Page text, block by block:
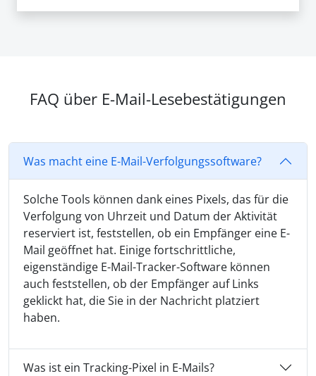
FAQ über E-Mail-Lesebestätigungen
Was macht eine E-Mail-Verfolgungssoftware?
Solche Tools können dank eines Pixels, das für die
Verfolgung von Uhrzeit und Datum der Aktivität
reserviert ist, feststellen, ob ein Empfänger eine E-
Mail geöffnet hat. Einige fortschrittliche,
eigenständige E-Mail-Tracker-Software können
auch feststellen, ob der Empfänger auf Links
geklickt hat, die Sie in der Nachricht platziert
haben.
Was ist ein Tracking-Pixel in E-Mails?